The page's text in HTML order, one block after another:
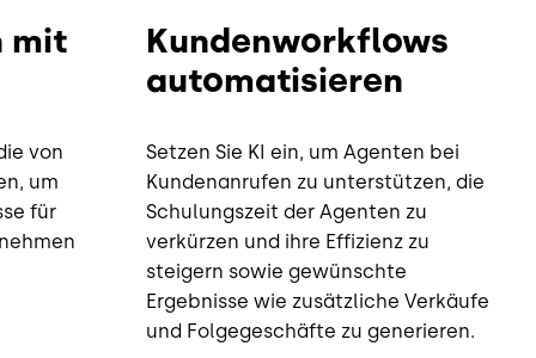
mit
von
um
für
Kundenworkflows
automatisieren
Setzen Sie KI ein, um Agenten bei
Kundenanrufen zu unterstützen, die
Schulungszeit der Agenten zu
verkürzen und ihre Effizienz zu
steigern sowie gewünschte
Ergebnisse wie zusätzliche Verkäufe
und Folgegeschäfte zu generieren.